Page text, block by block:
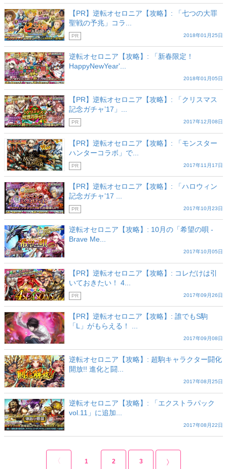
【PR】逆転オセロニア【攻略】: 「七つの大罪
聖戦の予兆」コラ...
2018年01月25日
PR
逆転オセロニア【攻略】: 「新春限定！
HappyNewYear'...
2018年01月05日
【PR】逆転オセロニア【攻略】: 「クリスマス
記念ガチャ’17」...
2017年12月08日
PR
【PR】逆転オセロニア【攻略】: 「モンスター
ハンターコラボ」で...
2017年11月17日
PR
【PR】逆転オセロニア【攻略】: 「ハロウィン
記念ガチャ’17 ...
2017年10月23日
PR
逆転オセロニア【攻略】: 10月の「希望の唄 -
Brave Me...
2017年10月05日
【PR】逆転オセロニア【攻略】: コレだけは引
いておきたい！ 4...
2017年09月26日
PR
【PR】逆転オセロニア【攻略】: 誰でもS駒
「L」がもらえる！ ...
2017年09月08日
逆転オセロニア【攻略】: 超駒キャラクター闘化
開放!! 進化と闘...
2017年08月25日
逆転オセロニア【攻略】: 「エクストラパック
vol.11」に追加...
2017年08月22日
1 2 3